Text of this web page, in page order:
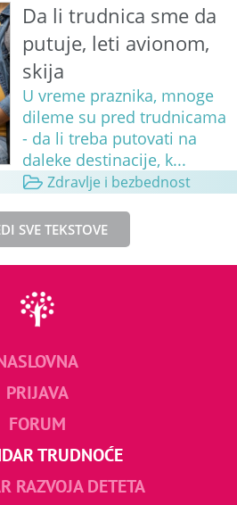
Da li trudnica sme da
putuje, leti avionom,
skija
U vreme praznika, mnoge
dileme su pred trudnicama
- da li treba putovati na
daleke destinacije, k...
Zdravlje i bezbednost
SVE TEKSTOVE
PRIJAVA
FORUM
TRUDNOĆE
RAZVOJA DETETA